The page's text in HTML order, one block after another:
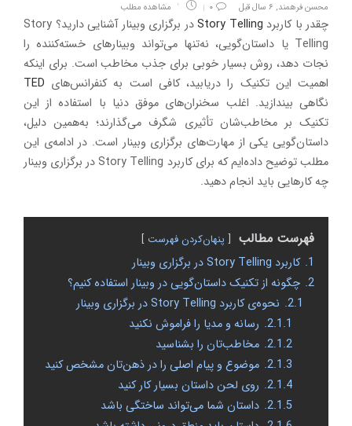
محسن فرهمند, ۶ سال قبل ۰ مشاهده مطلب
چقدر با کاربرد Story Telling
در برگزاری وبینار آشنایی دارید؟ Story
Telling یا داستان‌گویی، نه‌تنها می‌تواند وبینارهای خسته‌کننده را
نجات دهد، روش بسیار خوبی برای جذب مخاطب است. برای اینکه
اهمیت این تکنیک را دریابید، کافی است به کنفرانس‌های TED
نگاهی بیندازید. اغلب سخنران‌های موفق دنیا با استفاده از این
تکنیک بر مخاطب‌شان تأثیری شگرف می‌گذارند؛ به‌همین دلیل،
داستان‌گویی یکی از مهارت‌های برگزاری وبینار است. در ادامه‌ی این
مطلب توضیح داده‌ایم که برای کاربرد Story Telling در برگزاری وبینار
چه کارهایی باید انجام دهید.
فهرست مطالب پنهان‌کردن فهرست
1. کاربرد Story Telling در برگزاری وبینار
2. چگونه از تکنیک داستان‌گویی در وبینار استفاده کنیم؟
2.1. نحوه‌ی کاربرد Story Telling در برگزاری وبینار
2.1.1. رسانه و مدیا را فراموش نکنید
2.1.2. مخاطب‌تان را بشناسید
2.1.3. موضوع و پیام اصلی را در ذهن‌تان مشخص کنید
2.1.4. روی لحن داستان بسیار کار کنید
2.1.5. داستان شما می‌تواند ساختگی باشد